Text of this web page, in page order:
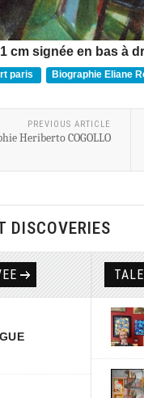
cm signée en bas à
paris Biographie Eliane
PREVIOUS ARTICLE
Heriberto COGOLLO
DISCOVERIES